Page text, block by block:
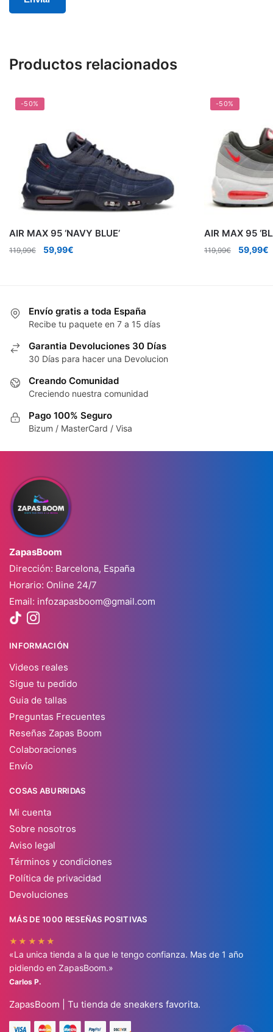
Productos relacionados
-50%
AIR MAX 95 ‘NAVY BLUE’
119,99€
El
59,99€
-50%
AIR MAX 95
119,99€
El
59,99€
Envío gratis a toda España
Recibe tu paquete en 7 a 15 días
Garantia Devoluciones 30 Días
30 Días para hacer una Devolucion
Creando Comunidad
Creciendo nuestra comunidad
Pago 100% Seguro
Bizum / MasterCard / Visa
ZapasBoom
Dirección: Barcelona, España
Horario: Online 24/7
Email: infozapasboom@gmail.com
INFORMACIÓN
Videos reales
Sigue tu pedido
Guia de tallas
Preguntas Frecuentes
Reseñas Zapas Boom
Colaboraciones
Envío
COSAS ABURRIDAS
Mi cuenta
Sobre nosotros
Aviso legal
Términos y condiciones
Política de privacidad
Devoluciones
MÁS DE 1000 RESEÑAS POSITIVAS
★★★★★
«La unica tienda a la que le tengo confianza. Mas de 1 año
pidiendo en ZapasBoom.»
Carlos P.
ZapasBoom | Tu tienda de sneakers favorita.